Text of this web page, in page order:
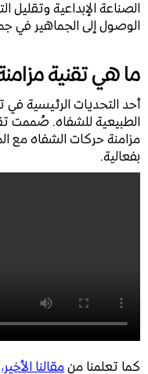
الصناعة الإبداعية وتقليل
الوصول إلى الجماهير في
ما هي تقنية
أحد التحديات الرئيسية في
الطبيعية للشفاه. صُممت
مزامنة حركات الشفاه مع
بفعالية.
كما تعلمنا منمقالنا الأخير،